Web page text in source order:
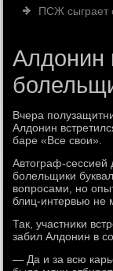
ПСЖ сыграет
Алдонин
Вчера
Алдонин
баре «Все свои».
Автограф-сессией
болельщики
вопросами, но
блиц-интервью не
Так, участники
забил Алдонин в
— Да и за всю